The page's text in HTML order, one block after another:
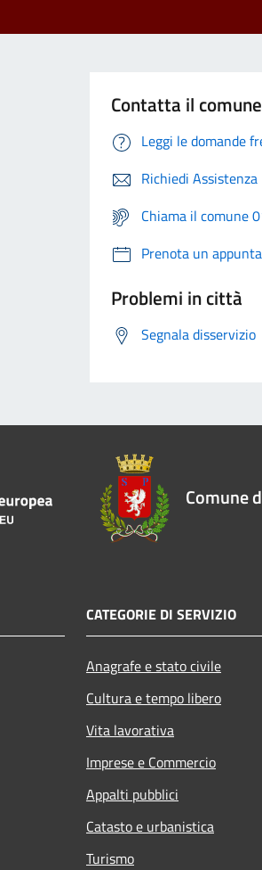
Contatta il comune
Leggi le domande
Richiedi Assistenza
Chiama il comune
Prenota un
Problemi in città
Segnala disservizio
Comune
CATEGORIE DI SERVIZIO
Anagrafe e stato civile
Cultura e tempo libero
Vita lavorativa
Imprese e Commercio
Appalti pubblici
Catasto e urbanistica
Turismo